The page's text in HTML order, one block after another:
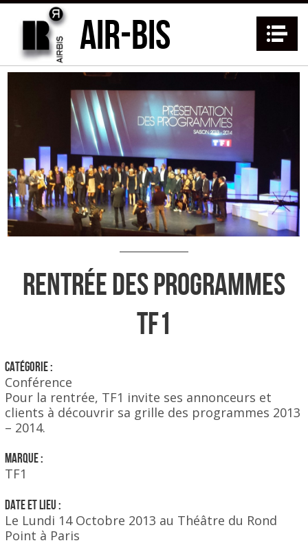
AIR-BIS
RENTRÉE DES PROGRAMMES
TF1
Catégorie :
Conférence
Pour la rentrée, TF1 invite ses annonceurs et
clients à découvrir sa grille des programmes 2013
– 2014.
Marque :
TF1
Date et Lieu :
Le Lundi 14 Octobre 2013 au Théâtre du Rond
Point à Paris